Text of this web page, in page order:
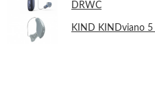
DRWC
KIND KINDviano 5